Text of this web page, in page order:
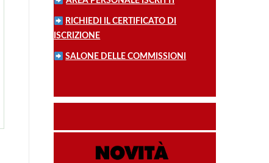
RICHIEDI IL CERTIFICATO DI
ISCRIZIONE
SALONE DELLE COMMISSIONI